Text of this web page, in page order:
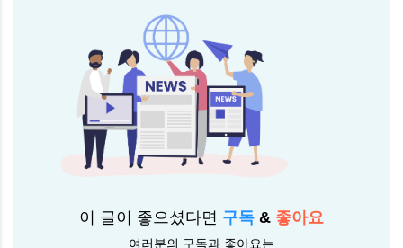
이 글이 좋으셨다면 구독 & 좋아요
여러분의 구독과 좋아요는